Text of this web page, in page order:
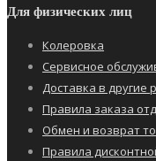
Для физических лиц
Колеровка
Сервисное
Доставка в другие
Правила заказа
Обмен и возврат
Правила